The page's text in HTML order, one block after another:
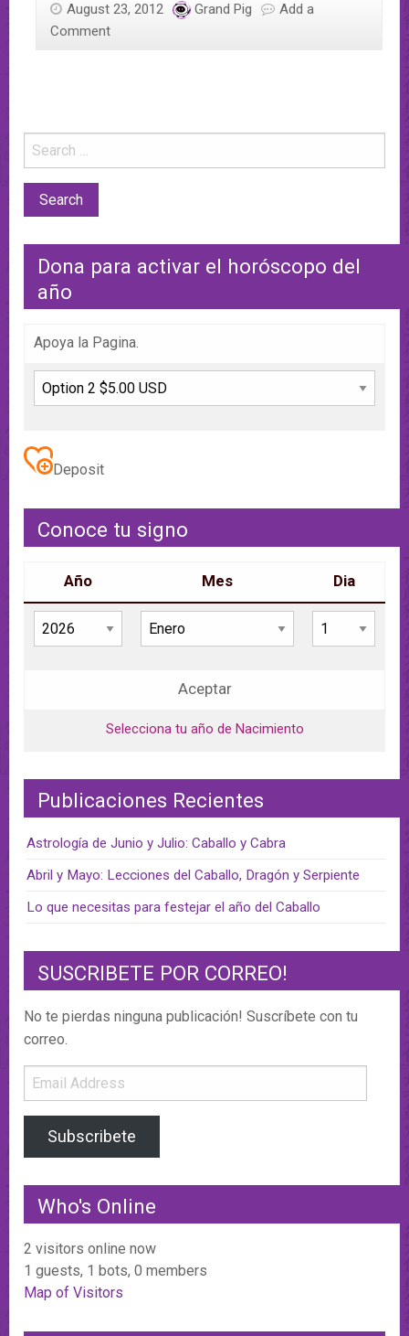
August 23, 2012 Grand Pig
Add a
Comment
Dona para activar el horóscopo del
año
Apoya la Pagina.
Deposit
Conoce tu signo
Año Mes Dia
Aceptar
Selecciona tu año de Nacimiento
Publicaciones Recientes
Astrología de Junio y Julio: Caballo y Cabra
Abril y Mayo: Lecciones del Caballo, Dragón y Serpiente
Lo que necesitas para festejar el año del Caballo
SUSCRIBETE POR CORREO!
No te pierdas ninguna publicación! Suscríbete con tu
correo.
Email
Address
Subscribete
Who's Online
2 visitors online now
1 guests, 1 bots, 0 members
Map of Visitors